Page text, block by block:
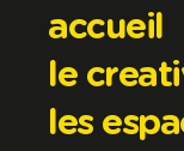
accueil
le
les